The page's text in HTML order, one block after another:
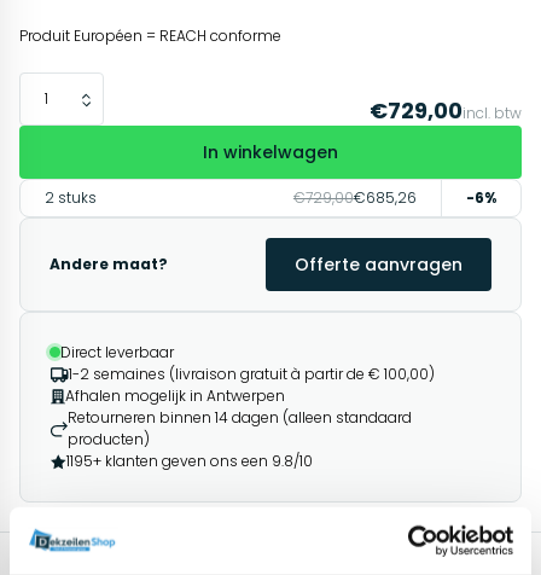
Produit Européen = REACH conforme
€729,00incl. btw
In winkelwagen
2 stuks €729,00€685,26 -6%
Andere maat? Offerte aanvragen
Direct leverbaar
1-2 semaines (livraison gratuit à partir de € 100,00)
Afhalen mogelijk in Antwerpen
Retourneren binnen 14 dagen (alleen standaard
producten)
1195+ klanten geven ons een 9.8/10